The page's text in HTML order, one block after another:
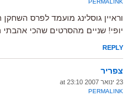
PERMALINK
יופי! שניים מהסרטים שהכי
REPLY
צפריר
23 ינואר 2007 at 23:10
PERMALINK